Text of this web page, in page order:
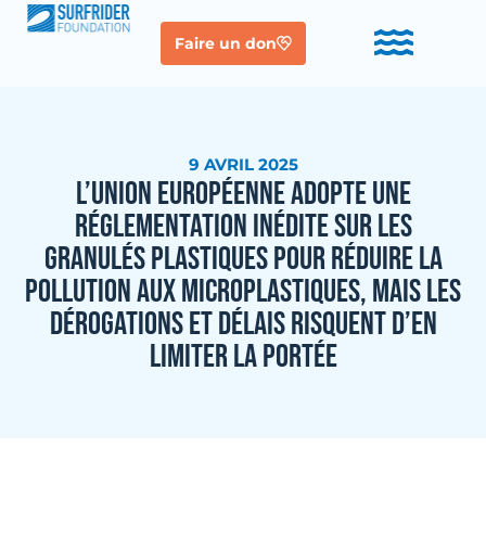
Faire un don
9 AVRIL 2025
L’UNION EUROPÉENNE ADOPTE UNE
RÉGLEMENTATION INÉDITE SUR LES
GRANULÉS PLASTIQUES POUR RÉDUIRE LA
POLLUTION AUX MICROPLASTIQUES, MAIS LES
DÉROGATIONS ET DÉLAIS RISQUENT D’EN
LIMITER LA PORTÉE